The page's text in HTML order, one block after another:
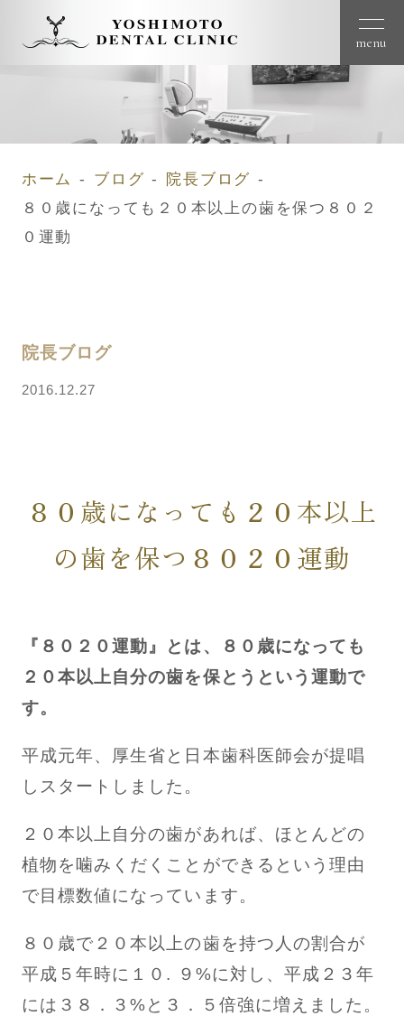
menu
ホーム ブログ
院長ブログ
８０歳になっても２０本以上の歯を保つ８０２
０運動
院長ブログ
2016.12.27
８０歳になっても２０本以上
の歯を保つ８０２０運動
『８０２０運動』とは、８０歳になっても
２０本以上自分の歯を保とうという運動で
す。
平成元年、厚生省と日本歯科医師会が提唱
しスタートしました。
２０本以上自分の歯があれば、ほとんどの
植物を噛みくだくことができるという理由
で目標数値になっています。
８０歳で２０本以上の歯を持つ人の割合が
平成５年時に１０. ９%に対し、平成２３年
には３８．３%と３．５倍強に増えました。